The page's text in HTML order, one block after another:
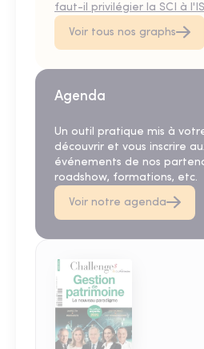
faut-il privilégier la SCI à
Voir tous nos graphs
Agenda
Un outil pratique mis à
découvrir et vous inscrire
événements de nos
roadshow, formations, etc.
Voir notre agenda